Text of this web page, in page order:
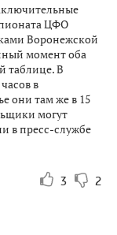
ЦФО
Воронежской
момент оба
таблице. В
в
они там же в 15
могут
в пресс-службе
3 2